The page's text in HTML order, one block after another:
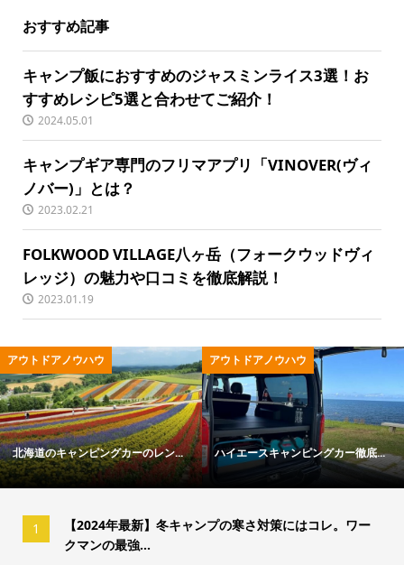
おすすめ記事
キャンプ飯におすすめのジャスミンライス3選！お
すすめレシピ5選と合わせてご紹介！
2024.05.01
キャンプギア専門のフリマアプリ「VINOVER(ヴィ
ノバー)」とは？
2023.02.21
FOLKWOOD VILLAGE八ヶ岳（フォークウッドヴィ
レッジ）の魅力や口コミを徹底解説！
2023.01.19
アウトドアノウハウ
ハイエースキャンピングカー徹底...
アウトドア用品
冬キャンプの寒さ対策ガイド｜失
1
【2024年最新】冬キャンプの寒さ対策にはコレ。ワー
クマンの最強...